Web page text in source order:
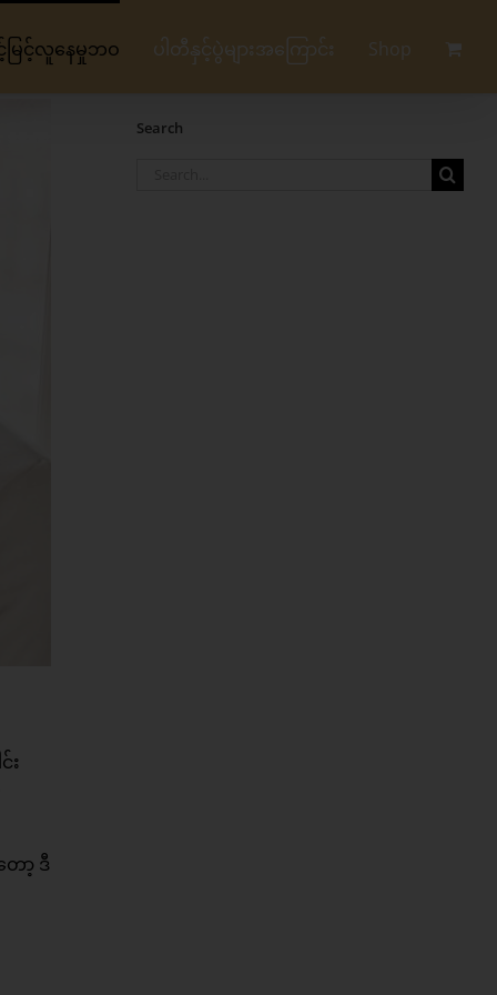
ြင့်လူနေမှုဘဝ ပါတီနှင့်ပွဲများအကြောင်း Shop
း
ာ့ ဒီ
Search